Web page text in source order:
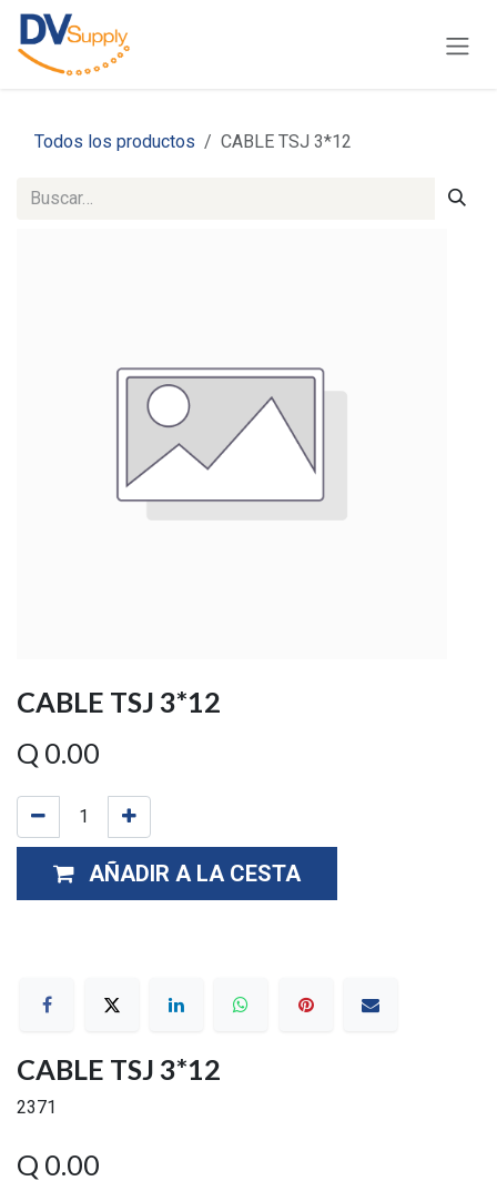
Ir al contenido
Todos los productos CABLE TSJ 3*12
CABLE TSJ 3*12
Q 0.00
AÑADIR A LA CESTA
CABLE TSJ 3*12
2371
Q 0.00